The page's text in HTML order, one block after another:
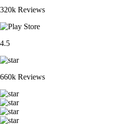
320k Reviews
4.5
660k Reviews